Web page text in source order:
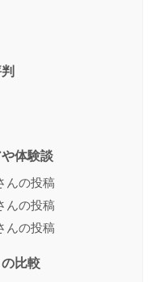
体験談
んの投稿
んの投稿
んの投稿
比較